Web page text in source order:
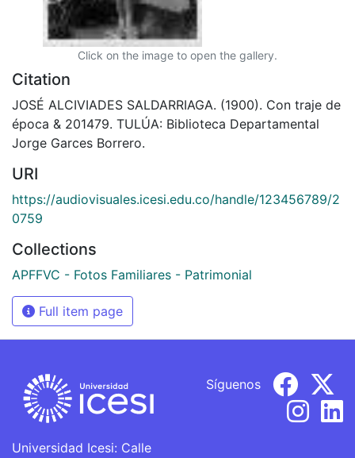
Click on the image to open the gallery.
Citation
JOSÉ ALCIVIADES SALDARRIAGA. (1900). Con traje de
época & 201479. TULÚA: Biblioteca Departamental
Jorge Garces Borrero.
URI
https://audiovisuales.icesi.edu.co/handle/123456789/2
0759
Collections
APFFVC - Fotos Familiares - Patrimonial
Full item page
Universidad Icesi: Calle
Síguenos